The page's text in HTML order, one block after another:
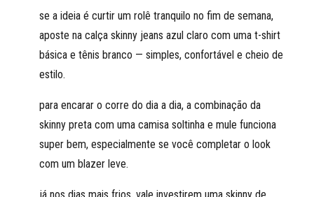
se a ideia é curtir um rolê tranquilo no fim de semana,
aposte na calça skinny jeans azul claro com uma t-shirt
básica e tênis branco — simples, confortável e cheio de
estilo.
para encarar o corre do dia a dia, a combinação da
skinny preta com uma camisa soltinha e mule funciona
super bem, especialmente se você completar o look
com um blazer leve.